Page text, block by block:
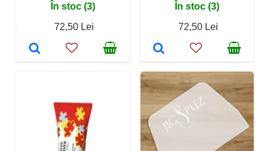
În stoc (3)
72,50 Lei
În stoc (3)
72,50 Lei